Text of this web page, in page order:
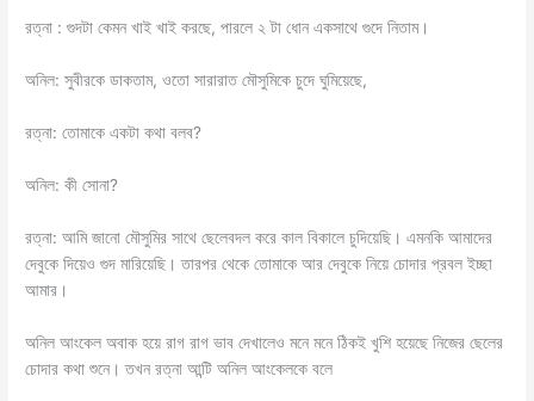
রত্না : গুদটা কেমন খাই খাই করছে, পারলে ২ টা ধোন একসাথে গুদে নিতাম।
অনিল: সুবীরকে ডাকতাম, ওতো সারারাত মৌসুমিকে চুদে ঘুমিয়েছে,
রত্না: তোমাকে একটা কথা বলব?
অনিল: কী সোনা?
রত্না: আমি জানো মৌসুমির সাথে ছেলেবদল করে কাল বিকালে চুদিয়েছি। এমনকি আমাদের
দেবুকে দিয়েও গুদ মারিয়েছি। তারপর থেকে তোমাকে আর দেবুকে নিয়ে চোদার প্রবল ইচ্ছা
আমার।
অনিল আংকেল অবাক হয়ে রাগ রাগ ভাব দেখালেও মনে মনে ঠিকই খুশি হয়েছে নিজের ছেলের
চোদার কথা শুনে। তখন রত্না আন্টি অনিল আংকেলকে বলে